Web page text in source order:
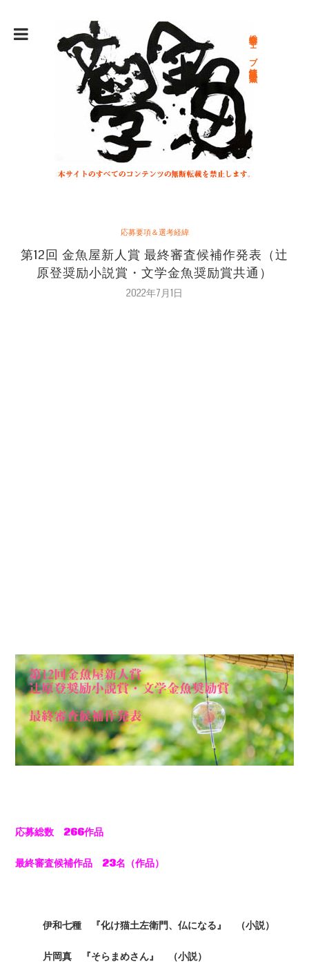
総合文学ウェブ情報誌 文学金魚
応募要項＆選考経緯
第12回 金魚屋新人賞 最終審査候補作発表（辻
原登奨励小説賞・文学金魚奨励賞共通）
2022年7月1日
応募総数 266作品
最終審査候補作品 23名（作品）
伊和七種 『化け猫土左衛門、仏になる』 （小説）
片岡真 『そらまめさん』 （小説）